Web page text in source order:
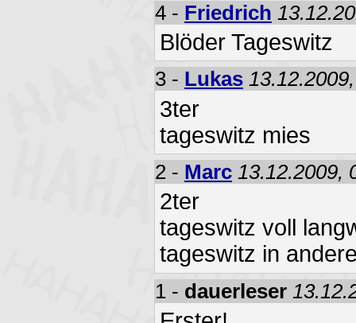
4 - Friedrich
Blöder Tageswitz
3 - Lukas
3ter
tageswitz mies
2 - Marc 13.12.2009,
2ter
tageswitz voll
tageswitz in
1 - dauerleser